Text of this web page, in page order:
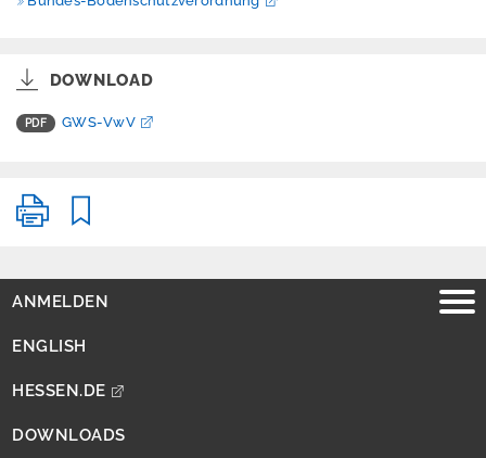
n
o
a
t
I
p
DOWNLOAD
GWS-VwV
ANMELDEN
ENGLISH
HESSEN.DE
DOWNLOADS